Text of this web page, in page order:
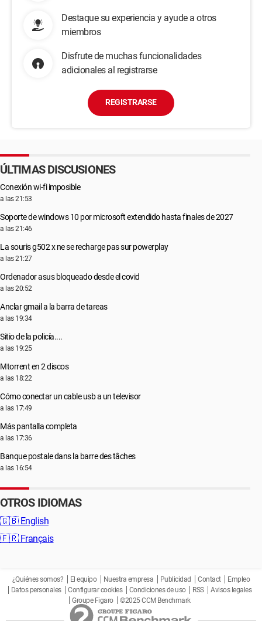
Destaque su experiencia y ayude a otros
miembros
Disfrute de muchas funcionalidades
adicionales al registrarse
REGISTRARSE
ÚLTIMAS DISCUSIONES
Conexión wi-fi imposible
a las 21:53
Soporte de windows 10 por microsoft extendido hasta finales de 2027
a las 21:46
La souris g502 x ne se recharge pas sur powerplay
a las 21:27
Ordenador asus bloqueado desde el covid
a las 20:52
Anclar gmail a la barra de tareas
a las 19:34
Sitio de la policía....
a las 19:25
Μtorrent en 2 discos
a las 18:22
Cómo conectar un cable usb a un televisor
a las 17:49
Más pantalla completa
a las 17:36
Banque postale dans la barre des tâches
a las 16:54
OTROS IDIOMAS
🇬🇧 English
🇫🇷 Français
¿Quiénes somos? El equipo Nuestra empresa Publicidad Contact
Empleo
Datos personales
Configurar cookies Condiciones de uso RSS
Avisos legales
Groupe Figaro
©2025 CCM Benchmark